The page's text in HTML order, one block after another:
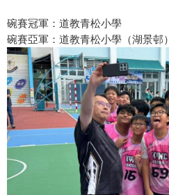
碗賽冠軍：道教青松小學
碗賽亞軍：道教青松小學（湖景邨）